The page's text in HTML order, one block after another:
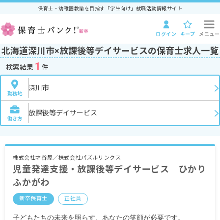
保育士・幼稚園教諭を目指す「学生向け」就職活動情報サイト
ログイン キープ メニュー
北海道深川市×放課後等デイサービスの保育士求人一覧
検索結果 1 件
勤務地
深川市
働き方
放課後等デイサービス
株式会社才谷屋／株式会社パズルリンクス
児童発達支援・放課後等デイサービス ひかり
ふかがわ
新卒保育士 正社員
子どもたちの未来を照らす、あなたの笑顔が必要です。